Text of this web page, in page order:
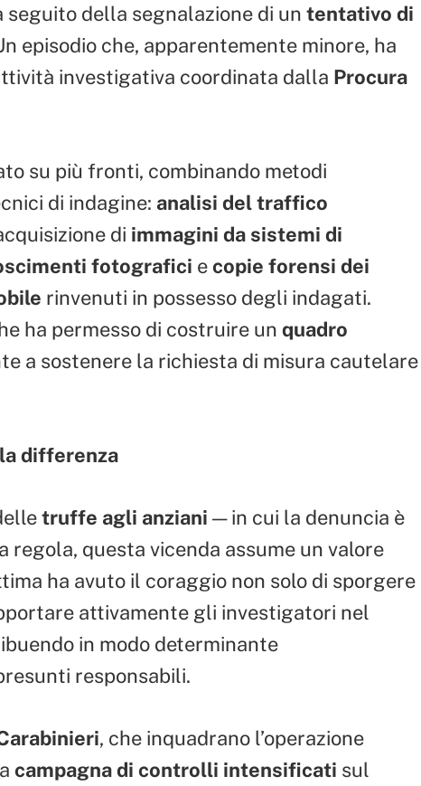
della segnalazione di un tentativo di
episodio che, apparentemente minore, ha
investigativa coordinata dalla Procura
su più fronti, combinando metodi
di indagine: analisi del traffico
di immagini da sistemi di
fotografici ecopie forensi dei
rinvenuti in possesso degli indagati.
ha permesso di costruire un quadro
a sostenere la richiesta di misura cautelare
differenza
truffe agli anziani — in cui la denuncia è
regola, questa vicenda assume un valore
ha avuto il coraggio non solo di sporgere
attivamente gli investigatori nel
in modo determinante
responsabili.
, che inquadrano l’operazione
campagna di controlli intensificati sul